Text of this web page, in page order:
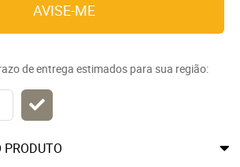
AVISE-ME
de entrega estimados para sua região:
PRODUTO